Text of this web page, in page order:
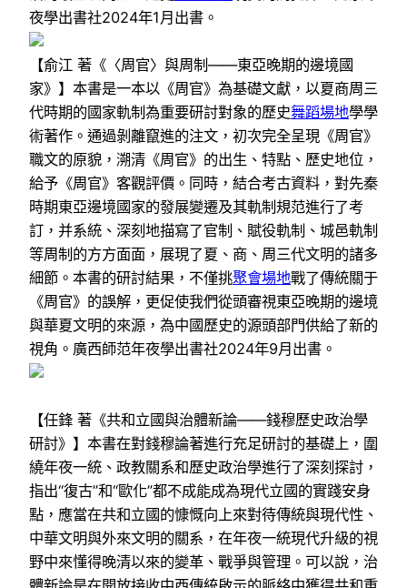
夜學出書社2024年1月出書。
【俞江 著《〈周官〉與周制——東亞晚期的邊境國
家》】本書是一本以《周官》為基礎文獻，以夏商周三
代時期的國家軌制為重要研討對象的歷史舞蹈場地學學
術著作。通過剝離竄進的注文，初次完全呈現《周官》
職文的原貌，溯清《周官》的出生、特點、歷史地位，
給予《周官》客觀評價。同時，結合考古資料，對先秦
時期東亞邊境國家的發展變遷及其軌制規范進行了考
訂，并系統、深刻地描寫了官制、賦役軌制、城邑軌制
等周制的方方面面，展現了夏、商、周三代文明的諸多
細節。本書的研討結果，不僅挑聚會場地戰了傳統關于
《周官》的誤解，更促使我們從頭審視東亞晚期的邊境
與華夏文明的來源，為中國歷史的源頭部門供給了新的
視角。廣西師范年夜學出書社2024年9月出書。
【任鋒 著《共和立國與治體新論——錢穆歷史政治學
研討》】本書在對錢穆論著進行充足研討的基礎上，圍
繞年夜一統、政教關系和歷史政治學進行了深刻探討，
指出“復古”和“歐化”都不成能成為現代立國的實踐安身
點，應當在共和立國的慷慨向上來對待傳統與現代性、
中華文明與外來文明的關系，在年夜一統現代升級的視
野中來懂得晚清以來的變革、戰爭與管理。可以說，治